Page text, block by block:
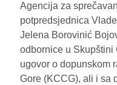
Agencija za
potpredsjednica
Jelena Borovinić
odbornice u Skupštini
ugovor o dopunskom
Gore (KCCG), ali i sa